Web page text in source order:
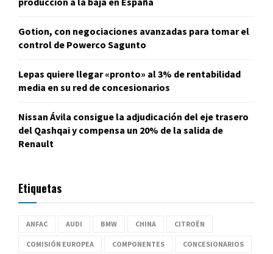
Gotion, con negociaciones avanzadas para tomar el
control de Powerco Sagunto
Lepas quiere llegar «pronto» al 3% de rentabilidad
media en su red de concesionarios
Nissan Ávila consigue la adjudicación del eje trasero
del Qashqai y compensa un 20% de la salida de
Renault
Etiquetas
ANFAC AUDI BMW CHINA CITROËN
COMISIÓN EUROPEA COMPONENTES CONCESIONARIOS